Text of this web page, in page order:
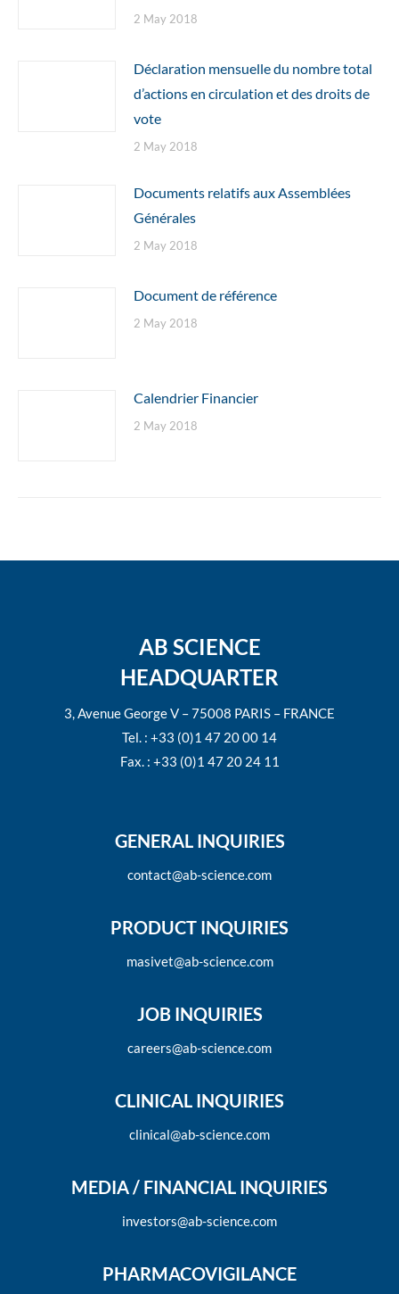
2 May 2018
Déclaration mensuelle du nombre total
d’actions en circulation et des droits de
vote
2 May 2018
Documents relatifs aux Assemblées
Générales
2 May 2018
Document de référence
2 May 2018
Calendrier Financier
2 May 2018
AB SCIENCE
HEADQUARTER
3, Avenue George V – 75008 PARIS – FRANCE
Tel. : +33 (0)1 47 20 00 14
Fax. : +33 (0)1 47 20 24 11
GENERAL INQUIRIES
contact@ab-science.com
PRODUCT INQUIRIES
masivet@ab-science.com
JOB INQUIRIES
careers@ab-science.com
CLINICAL INQUIRIES
clinical@ab-science.com
MEDIA / FINANCIAL INQUIRIES
investors@ab-science.com
PHARMACOVIGILANCE